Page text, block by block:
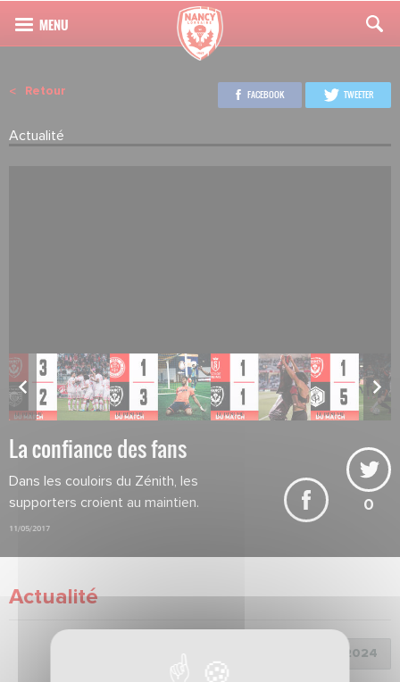
Retour
Actualité
FACEBOOK TWEETER
La confiance des fans
Dans les couloirs du Zénith, les
supporters croient au maintien.
11/05/2017
0
Actualité
Choix de la saison :